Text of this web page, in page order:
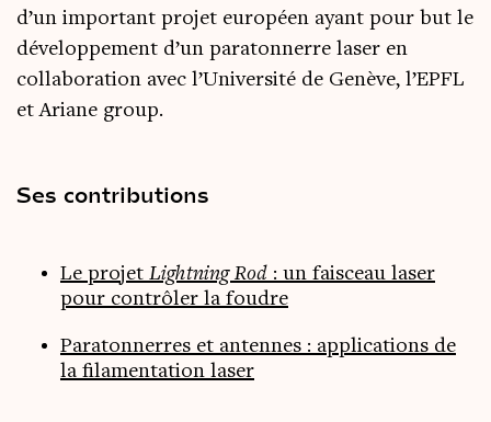
d’un important projet européen ayant pour but le
développement d’un paratonnerre laser en
collaboration avec l’Université de Genève, l’EPFL
et Ariane group.
Ses contributions
Le projet Lightning Rod : un faisceau laser
pour contrôler la foudre
Paratonnerres et antennes : applications de
la filamentation laser